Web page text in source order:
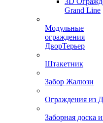
Grand Line
Модульные
ограждения
ДворТерьер
Штакетник
Забор Жалюзи
Ограждения из
Заборная доска